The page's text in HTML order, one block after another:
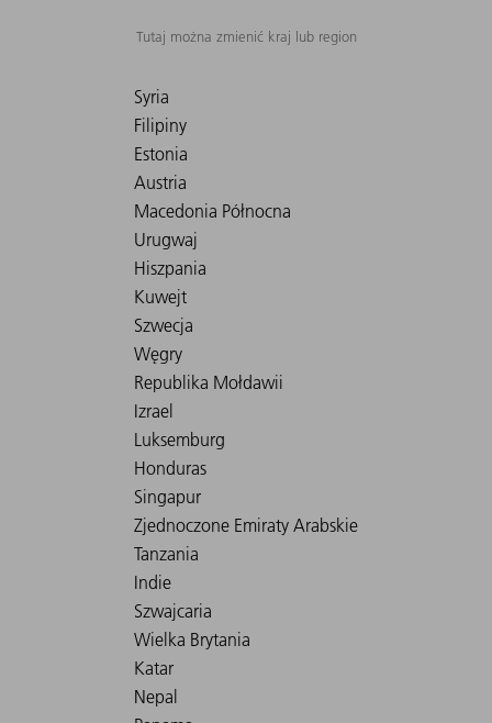
Tutaj można zmienić kraj lub region